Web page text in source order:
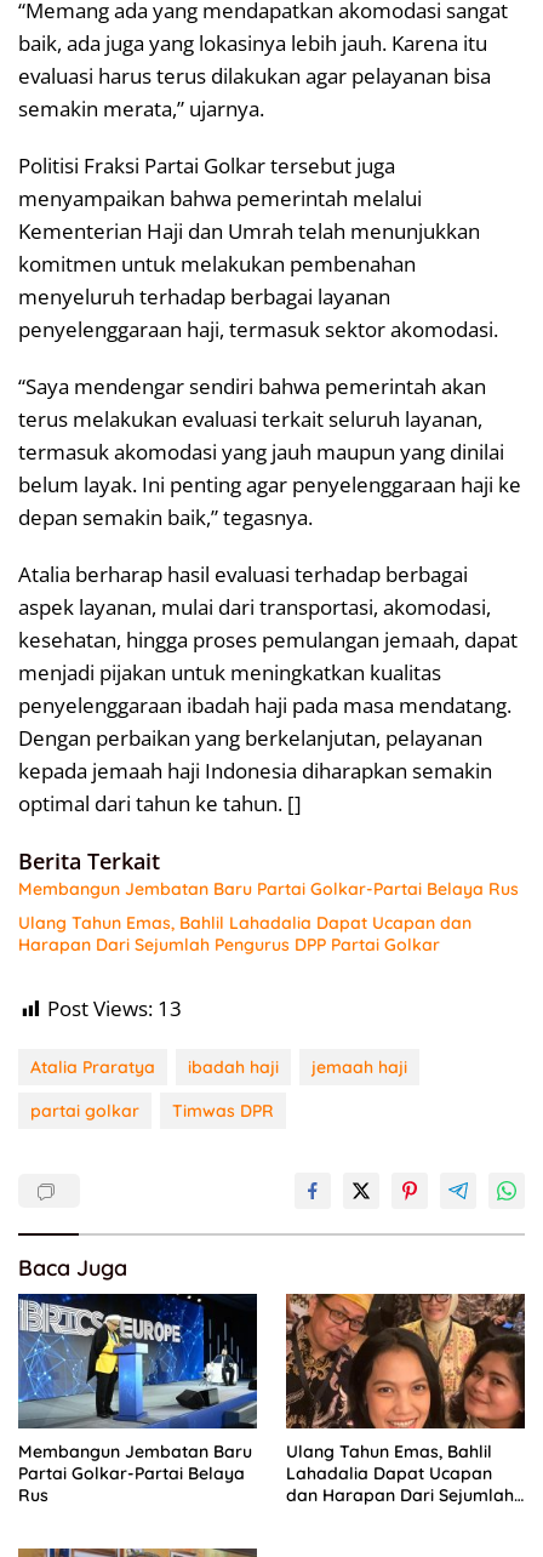
“Memang ada yang mendapatkan akomodasi sangat
baik, ada juga yang lokasinya lebih jauh. Karena itu
evaluasi harus terus dilakukan agar pelayanan bisa
semakin merata,” ujarnya.
Politisi Fraksi Partai Golkar tersebut juga
menyampaikan bahwa pemerintah melalui
Kementerian Haji dan Umrah telah menunjukkan
komitmen untuk melakukan pembenahan
menyeluruh terhadap berbagai layanan
penyelenggaraan haji, termasuk sektor akomodasi.
“Saya mendengar sendiri bahwa pemerintah akan
terus melakukan evaluasi terkait seluruh layanan,
termasuk akomodasi yang jauh maupun yang dinilai
belum layak. Ini penting agar penyelenggaraan haji ke
depan semakin baik,” tegasnya.
Atalia berharap hasil evaluasi terhadap berbagai
aspek layanan, mulai dari transportasi, akomodasi,
kesehatan, hingga proses pemulangan jemaah, dapat
menjadi pijakan untuk meningkatkan kualitas
penyelenggaraan ibadah haji pada masa mendatang.
Dengan perbaikan yang berkelanjutan, pelayanan
kepada jemaah haji Indonesia diharapkan semakin
optimal dari tahun ke tahun. []
Berita Terkait
Membangun Jembatan Baru Partai Golkar-Partai Belaya Rus
Ulang Tahun Emas, Bahlil Lahadalia Dapat Ucapan dan
Harapan Dari Sejumlah Pengurus DPP Partai Golkar
Post Views: 13
Atalia Praratya ibadah haji
jemaah haji
partai golkar
Timwas DPR
Baca Juga
Membangun Jembatan Baru
Partai Golkar-Partai Belaya
Rus
Ulang Tahun Emas, Bahlil
Lahadalia Dapat Ucapan
dan Harapan Dari Sejumlah